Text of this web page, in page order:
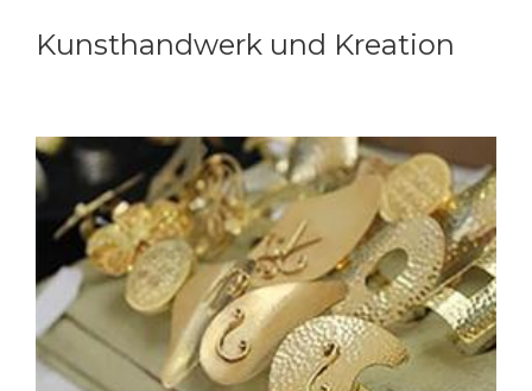
Kunsthandwerk und Kreation